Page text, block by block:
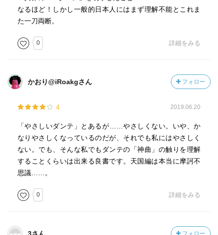
まうので、これは静かに聞いたほうがイメージしやすいの
かなあ。（理解はできないんですけど）
読み終わっての全体の感想は「キリスト教を始め、宗教を
しかし私は死んだら終わりにしたいなあと思っているの
で、あの世でもずっと滞在し続けるのはちょっと息苦しい
なるほど！しかし一般的日本人にはまず理解不能とこれま
た一刀両断。
0 詳細をみる
かおり@iRoakgさん フォロー
4 2019.06.20
「やさしいダンテ」とあるが……やさしくない。いや、か
なりやさしくなっているのだが、それでも私にはやさしく
ない。でも、そんな私でもダンテの「神曲」の触りを理解
することくらいは出来る良書です。天国編は本当に摩訶不
思議……。
0 詳細をみる
フォロー